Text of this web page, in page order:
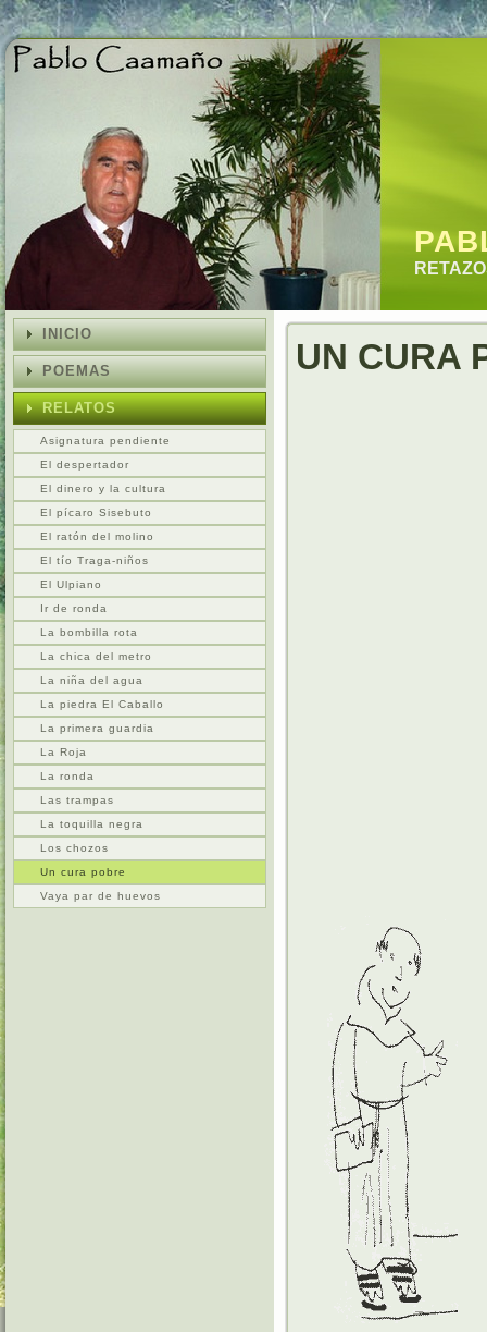
INICIO
POEMAS
RELATOS
Asignatura pendiente
El despertador
El dinero y la cultura
El pícaro Sisebuto
El ratón del molino
El tío Traga-niños
El Ulpiano
Ir de ronda
La bombilla rota
La chica del metro
La niña del agua
La piedra El Caballo
La primera guardia
La Roja
La ronda
Las trampas
La toquilla negra
Los chozos
Un cura pobre
Vaya par de huevos
UN CURA